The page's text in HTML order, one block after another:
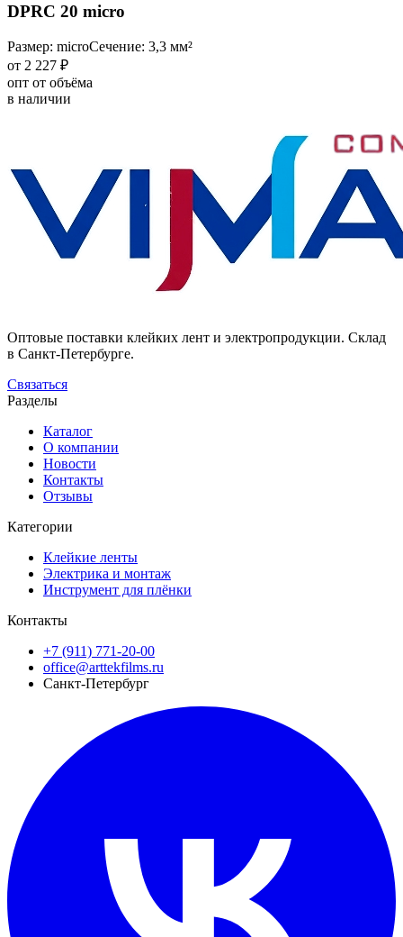
DPRC 20 micro
Размер: microСечение: 3,3 мм²
от 2 227 ₽
опт от объёма
в наличии
Оптовые поставки клейких лент и электропродукции. Склад
в Санкт-Петербурге.
Связаться
Разделы
Каталог
О компании
Новости
Контакты
Отзывы
Категории
Клейкие ленты
Электрика и монтаж
Инструмент для плёнки
Контакты
+7 (911) 771-20-00
office@arttekfilms.ru
Санкт-Петербург